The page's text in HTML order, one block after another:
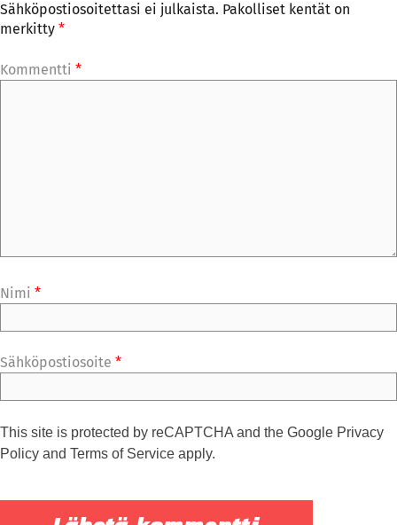
Sähköpostiosoitettasi ei julkaista. Pakolliset kentät on
merkitty *
Kommentti *
Nimi *
Sähköpostiosoite *
This site is protected by reCAPTCHA and the Google Privacy
Policy and Terms of Service apply.